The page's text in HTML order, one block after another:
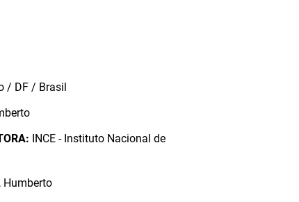
/ DF / Brasil
INCE - Instituto Nacional de
Humberto